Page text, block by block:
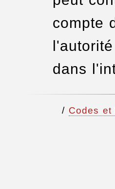
compte
dans
/ Codes et